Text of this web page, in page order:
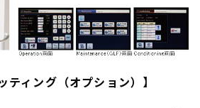
ティング（オプション）】